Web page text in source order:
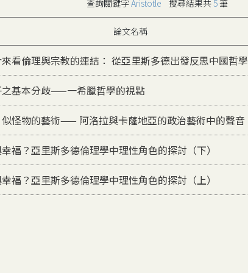
查詢關鍵字Aristotle 搜尋結果共5筆
論文名稱
看倫理與宗教的連結： 從亞里斯多德出發反思中國哲學
基本分歧——一希臘哲學的視點
怪物的藝術—— 阿洛拉與卡蕯地亞的政治藝術中的聲音
福？亞里斯多德倫理學中理性角色的探討（下）
福？亞里斯多德倫理學中理性角色的探討（上）